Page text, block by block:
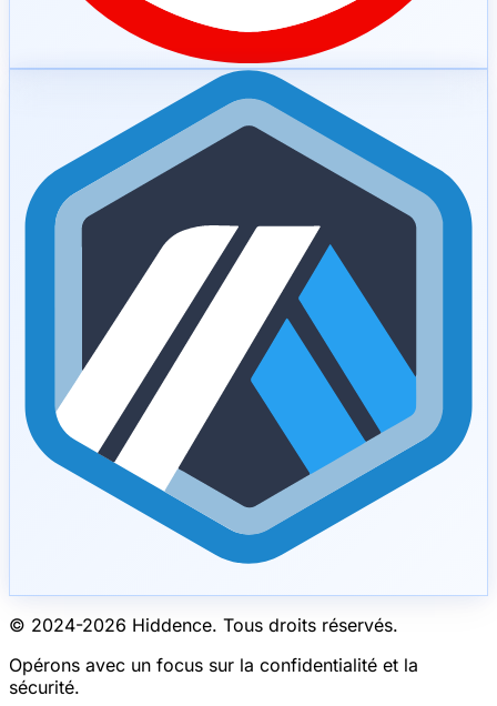
© 2024-2026 Hiddence. Tous droits réservés.
Opérons avec un focus sur la confidentialité et la
sécurité.